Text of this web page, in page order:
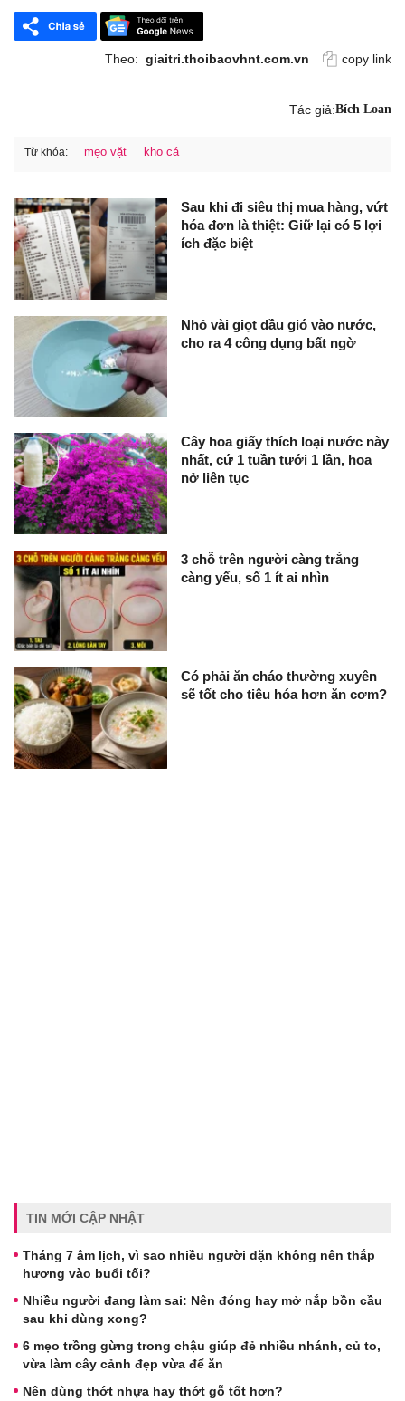
Theo: giaitri.thoibaovhnt.com.vn copy link
Tác giả:Bích Loan
Từ khóa: mẹo vặt kho cá
Sau khi đi siêu thị mua hàng, vứt
hóa đơn là thiệt: Giữ lại có 5 lợi
ích đặc biệt
Nhỏ vài giọt dầu gió vào nước,
cho ra 4 công dụng bất ngờ
Cây hoa giấy thích loại nước này
nhất, cứ 1 tuần tưới 1 lần, hoa
nở liên tục
3 chỗ trên người càng trắng
càng yếu, số 1 ít ai nhìn
Có phải ăn cháo thường xuyên
sẽ tốt cho tiêu hóa hơn ăn cơm?
TIN MỚI CẬP NHẬT
Tháng 7 âm lịch, vì sao nhiều người dặn không nên thắp
hương vào buổi tối?
Nhiều người đang làm sai: Nên đóng hay mở nắp bồn cầu
sau khi dùng xong?
6 mẹo trồng gừng trong chậu giúp đẻ nhiều nhánh, củ to,
vừa làm cây cảnh đẹp vừa để ăn
Nên dùng thớt nhựa hay thớt gỗ tốt hơn?